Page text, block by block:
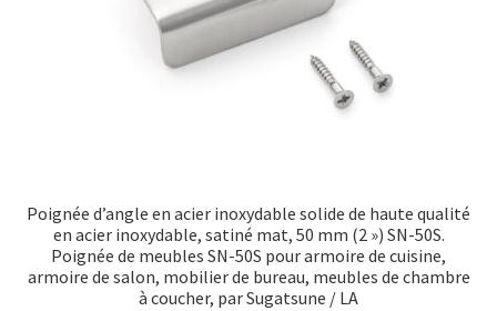
Poignée d’angle en acier inoxydable solide de haute qualité
en acier inoxydable, satiné mat, 50 mm (2 ») SN-50S.
Poignée de meubles SN-50S pour armoire de cuisine,
armoire de salon, mobilier de bureau, meubles de chambre
à coucher, par Sugatsune / LA